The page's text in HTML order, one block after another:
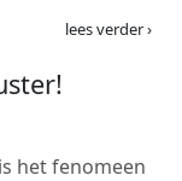
lees verder ›
het fenomeen